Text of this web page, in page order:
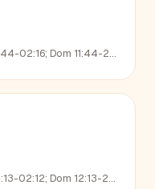
Dom 11:44-23:13
Dom 12:13-22:52